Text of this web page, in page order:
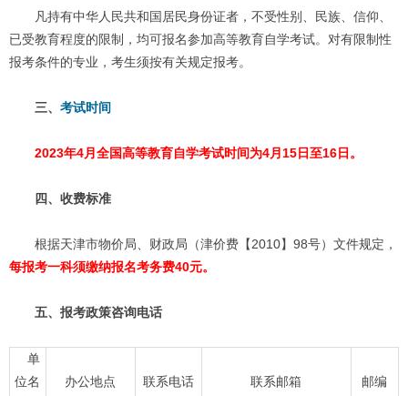
凡持有中华人民共和国居民身份证者，不受性别、民族、信仰、
已受教育程度的限制，均可报名参加高等教育自学考试。对有限制性
报考条件的专业，考生须按有关规定报考。
三、 考试时间
2023年4月全国高等教育自学考试时间为4月15日至16日。
四、 收费标准
根据天津市物价局、财政局（津价费【2010】98号）文件规定，
每报考一科须缴纳报名考务费40元。
五、报考政策咨询电话
单
位名
办公地点 联系电话 联系邮箱 邮编